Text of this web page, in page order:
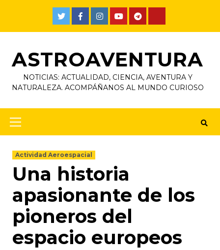
ASTROAVENTURA
NOTICIAS: ACTUALIDAD, CIENCIA, AVENTURA Y
NATURALEZA. ACOMPÁÑANOS AL MUNDO CURIOSO
Actividad Aeroespacial
Una historia
apasionante de los
pioneros del
espacio europeos